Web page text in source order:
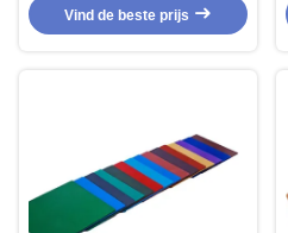
Uitstekende Chemische
Weerstand
Vind de beste prijs